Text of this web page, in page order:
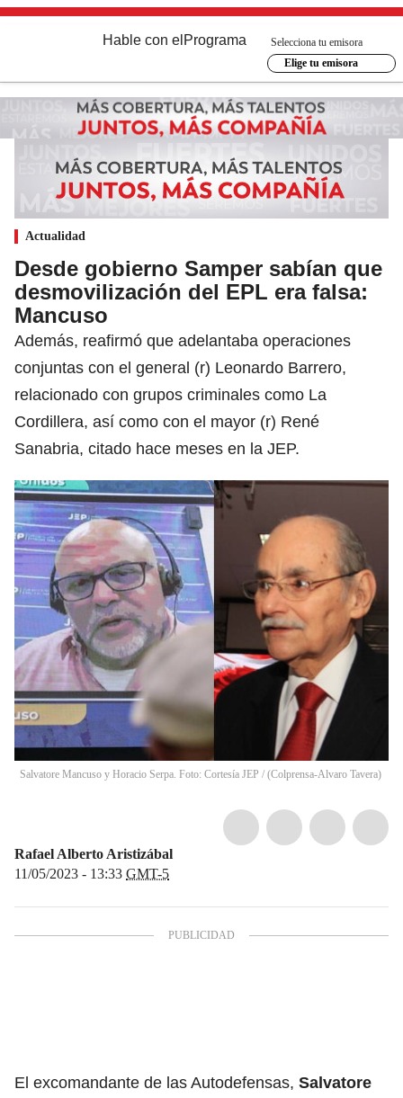
Hable con el Programa
Selecciona tu emisora
Elige tu emisora
Actualidad
Desde gobierno Samper sabían que
desmovilización del EPL era falsa:
Mancuso
Además, reafirmó que adelantaba operaciones
conjuntas con el general (r) Leonardo Barrero,
relacionado con grupos criminales como La
Cordillera, así como con el mayor (r) René
Sanabria, citado hace meses en la JEP.
Salvatore Mancuso y Horacio Serpa. Foto: Cortesía JEP / (Colprensa-Alvaro Tavera)
Rafael Alberto Aristizábal
11/05/2023 - 13:33 GMT-5
El excomandante de las Autodefensas, Salvatore